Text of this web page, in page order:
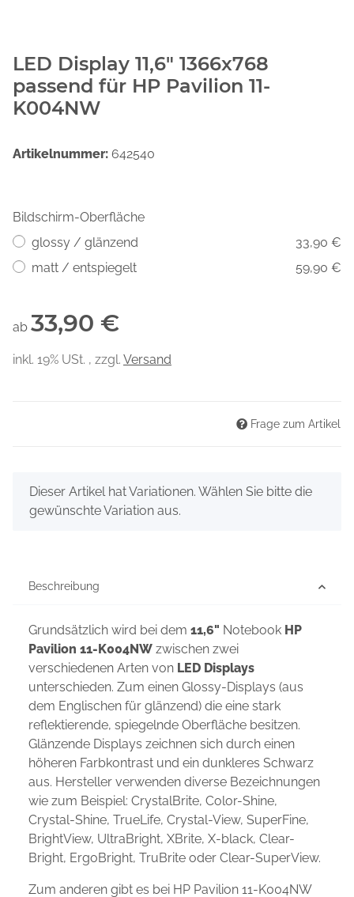
LED Display 11,6" 1366x768
passend für HP Pavilion 11-
K004NW
Artikelnummer: 642540
Bildschirm-Oberfläche
glossy / glänzend
33,90 €
matt / entspiegelt
59,90 €
ab 33,90 €
inkl. 19% USt. , zzgl. Versand
Frage zum Artikel
x
Dieser Artikel hat Variationen. Wählen Sie bitte die
gewünschte Variation aus.
Beschreibung
Grundsätzlich wird bei dem 11,6" Notebook HP
Pavilion 11-K004NW zwischen zwei
verschiedenen Arten von LED Displays
unterschieden. Zum einen Glossy-Displays (aus
dem Englischen für glänzend) die eine stark
reflektierende, spiegelnde Oberfläche besitzen.
Glänzende Displays zeichnen sich durch einen
höheren Farbkontrast und ein dunkleres Schwarz
aus. Hersteller verwenden diverse Bezeichnungen
wie zum Beispiel: CrystalBrite, Color-Shine,
Crystal-Shine, TrueLife, Crystal-View, SuperFine,
BrightView, UltraBright, XBrite, X-black, Clear-
Bright, ErgoBright, TruBrite oder Clear-SuperView.
Zum anderen gibt es bei HP Pavilion 11-K004NW